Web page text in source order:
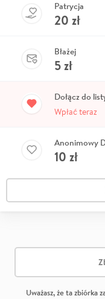
Patrycja
20 zł
Błażej
5zł
Dołącz do
Wpłać teraz
Anonimowy
10 zł
Uważasz, że ta zbiórka